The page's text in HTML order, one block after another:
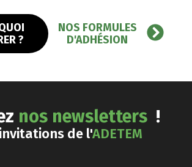
?
NOS FORMULES
D'ADHÉSION
nos newsletters !
de l'ADETEM